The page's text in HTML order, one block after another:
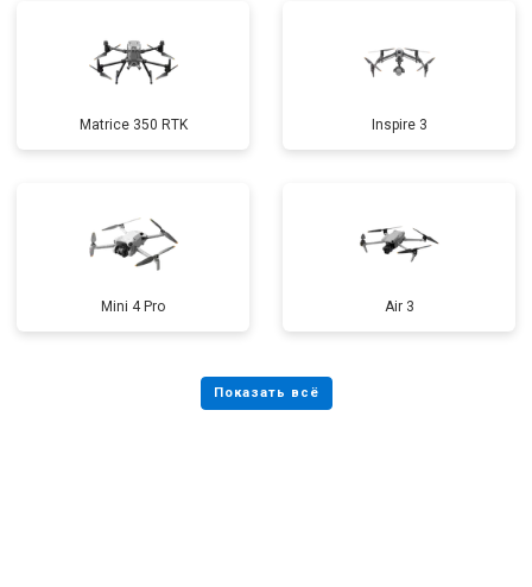
Matrice 350 RTK Inspire 3
Mini 4 Pro Air 3